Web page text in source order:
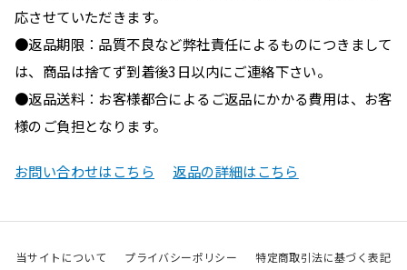
応させていただきます。
●返品期限：品質不良など弊社責任によるものにつきまして
は、商品は捨てず到着後3日以内にご連絡下さい。
●返品送料：お客様都合によるご返品にかかる費用は、お客
様のご負担となります。
お問い合わせはこちら 返品の詳細はこちら
当サイトについて プライバシーポリシー 特定商取引法に基づく表記